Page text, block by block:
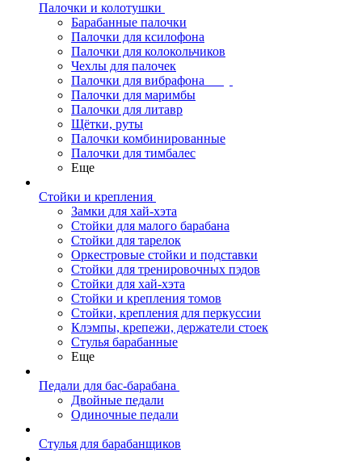
Палочки и колотушки
Барабанные палочки
Палочки для ксилофона
Палочки для колокольчиков
Чехлы для палочек
Палочки для вибрафона
Палочки для маримбы
Палочки для литавр
Щётки, руты
Палочки комбинированные
Палочки для тимбалес
Еще
Стойки и крепления
Замки для хай-хэта
Стойки для малого барабана
Стойки для тарелок
Оркестровые стойки и подставки
Стойки для тренировочных пэдов
Стойки для хай-хэта
Стойки и крепления томов
Стойки, крепления для перкуссии
Клэмпы, крепежи, держатели стоек
Стулья барабанные
Еще
Педали для бас-барабана
Двойные педали
Одиночные педали
Стулья для барабанщиков